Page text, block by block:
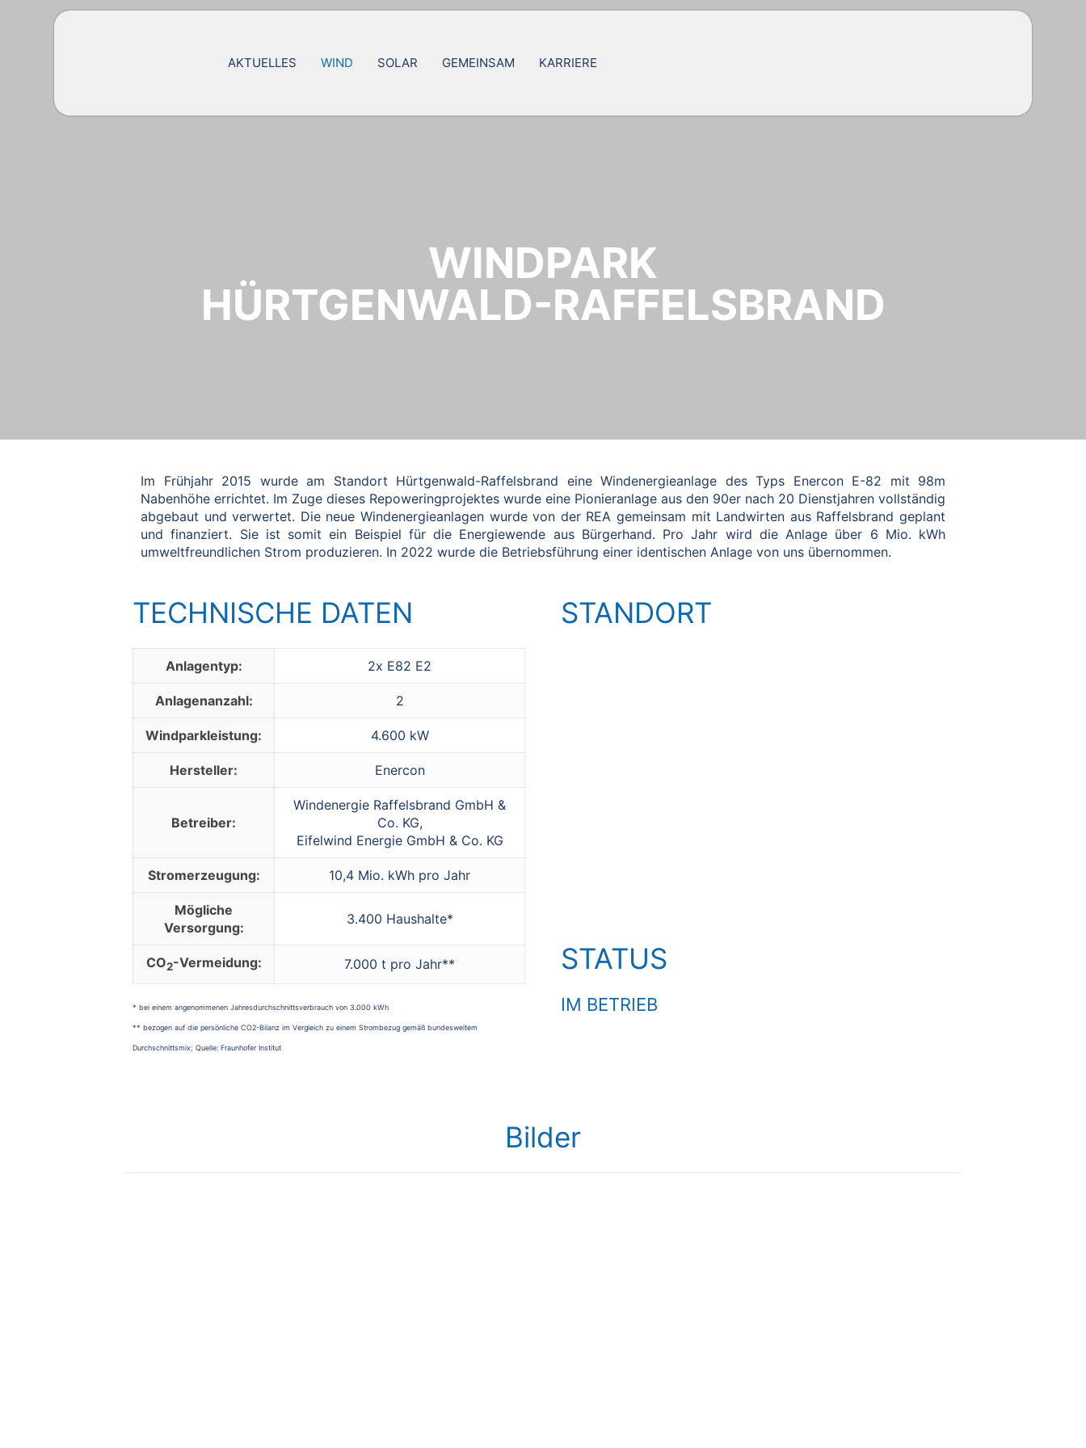
AKTUELLES WIND SOLAR GEMEINSAM KARRIERE
WINDPARK
HÜRTGENWALD-RAFFELSBRAND
Im Frühjahr 2015 wurde am Standort Hürtgenwald-Raffelsbrand eine Windenergieanlage des Typs Enercon E-82 mit 98m
Nabenhöhe errichtet. Im Zuge dieses Repoweringprojektes wurde eine Pionieranlage aus den 90er nach 20 Dienstjahren vollständig
abgebaut und verwertet. Die neue Windenergieanlagen wurde von der REA gemeinsam mit Landwirten aus Raffelsbrand geplant
und finanziert. Sie ist somit ein Beispiel für die Energiewende aus Bürgerhand. Pro Jahr wird die Anlage über 6 Mio. kWh
umweltfreundlichen Strom produzieren. In 2022 wurde die Betriebsführung einer identischen Anlage von uns übernommen.
TECHNISCHE DATEN
Anlagentyp: 2x E82 E2
Anlagenanzahl: 2
Windpark­leistung: 4.600 kW
Hersteller: Enercon
Betreiber:
Windenergie Raffelsbrand GmbH &
Co. KG,
Eifelwind Energie GmbH & Co. KG
Stromerzeugung: 10,4 Mio. kWh pro Jahr
Mögliche
Versorgung:
3.400 Haushalte*
CO2-Vermeidung: 7.000 t pro Jahr**
* bei einem angenommenen Jahresdurchschnittsverbrauch von 3.000 kWh
** bezogen auf die persönliche CO2-Bilanz im Vergleich zu einem Strombezug gemäß bundesweitem
Durchschnittsmix; Quelle: Fraunhofer Institut
STANDORT
STATUS
IM BETRIEB
Bilder